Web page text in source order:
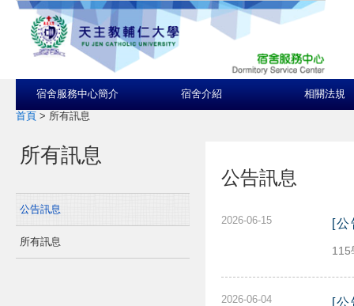
宿舍服務中心簡介 宿舍介紹 相關法規
首頁 > 所有訊息
所有訊息
公告訊息
所有訊息
公告訊息
2026-06-15 [
115
2026-06-04 [